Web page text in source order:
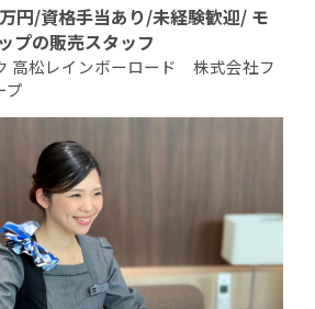
円/資格手当あり/未経験歓迎/ モ
プの販売スタッフ
高松レインボーロード 株式会社フ
プ